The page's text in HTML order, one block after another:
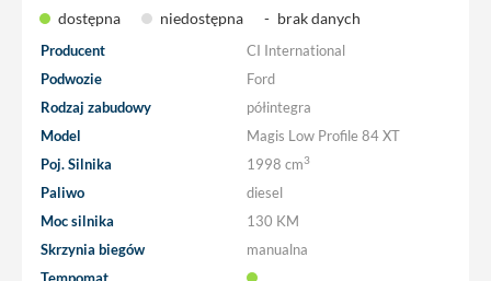
dostępna niedostępna - brak danych
Producent
CI International
Podwozie
Ford
Rodzaj zabudowy
półintegra
Model
Magis Low Profile 84 XT
Poj. Silnika
1998 cm3
Paliwo
diesel
Moc silnika
130 KM
Skrzynia biegów
manualna
Tempomat